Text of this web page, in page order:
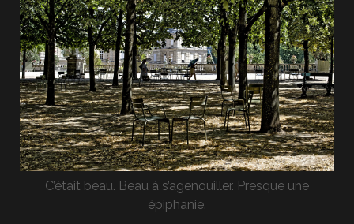
C’était beau. Beau à s’agenouiller. Presque une
épiphanie.